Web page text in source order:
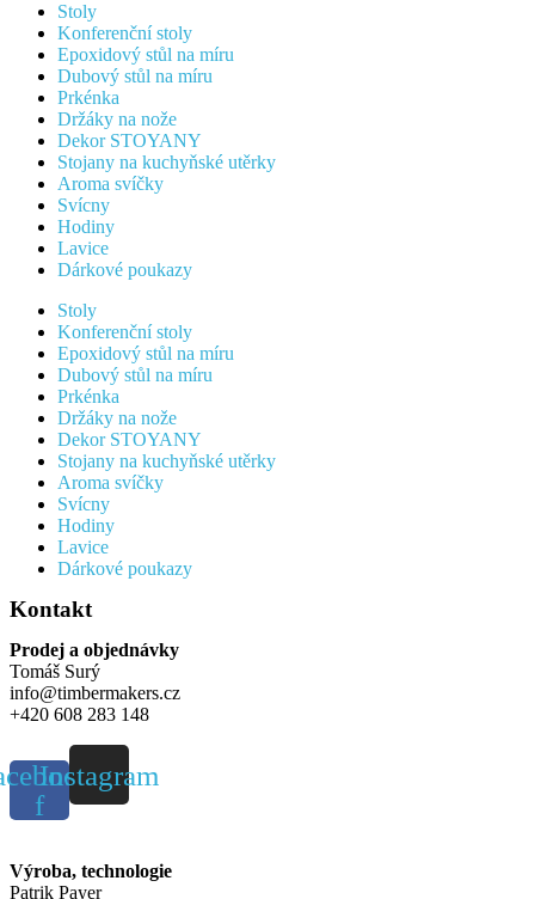
Stoly
Konferenční stoly
Epoxidový stůl na míru
Dubový stůl na míru
Prkénka
Držáky na nože
Dekor STOYANY
Stojany na kuchyňské utěrky
Aroma svíčky
Svícny
Hodiny
Lavice
Dárkové poukazy
Stoly
Konferenční stoly
Epoxidový stůl na míru
Dubový stůl na míru
Prkénka
Držáky na nože
Dekor STOYANY
Stojany na kuchyňské utěrky
Aroma svíčky
Svícny
Hodiny
Lavice
Dárkové poukazy
Kontakt
Prodej a objednávky
Tomáš Surý
info@timbermakers.cz
+420 608 283 148
f
Instagram
Výroba, technologie
Patrik Payer